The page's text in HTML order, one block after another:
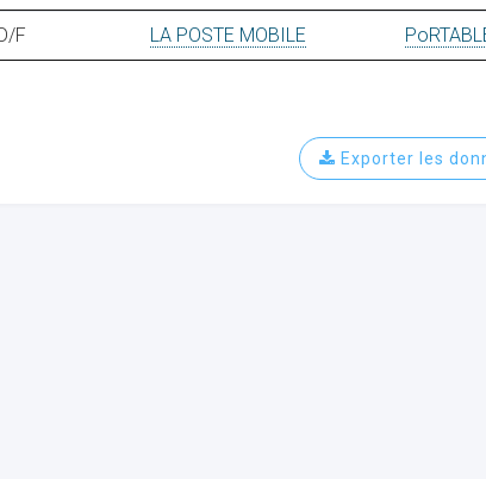
F LA POSTE MOBILE
Exporter les